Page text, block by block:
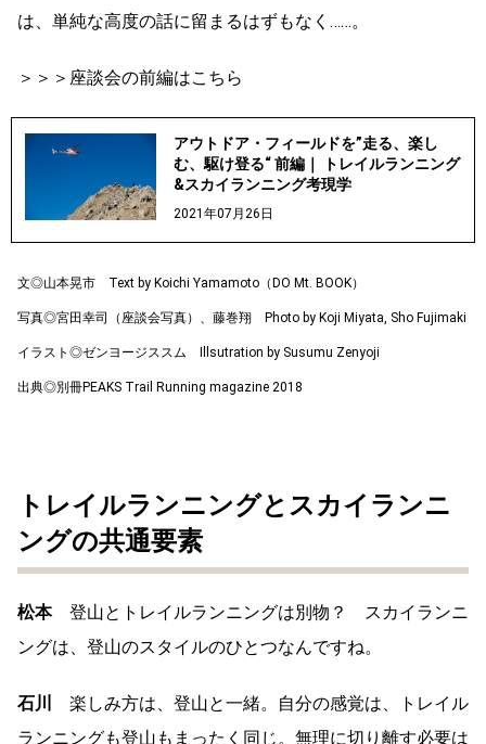
は、単純な高度の話に留まるはずもなく……。
＞＞＞座談会の前編はこちら
アウトドア・フィールドを”走る、楽し
む、駆け登る“ 前編｜ トレイルランニング
&スカイランニング考現学
2021年07月26日
文◎山本晃市 Text by Koichi Yamamoto（DO Mt. BOOK）
写真◎宮田幸司（座談会写真）、藤巻翔 Photo by Koji Miyata, Sho Fujimaki
イラスト◎ゼンヨージススム Illsutration by Susumu Zenyoji
出典◎別冊PEAKS Trail Running magazine 2018
トレイルランニングとスカイランニ
ングの共通要素
松本登山とトレイルランニングは別物？ スカイランニ
ングは、登山のスタイルのひとつなんですね。
石川
楽しみ方は、登山と一緒。自分の感覚は、トレイル
ランニングも登山もまったく同じ。無理に切り離す必要は